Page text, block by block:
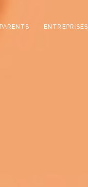
PARENTS ENTREPRISES